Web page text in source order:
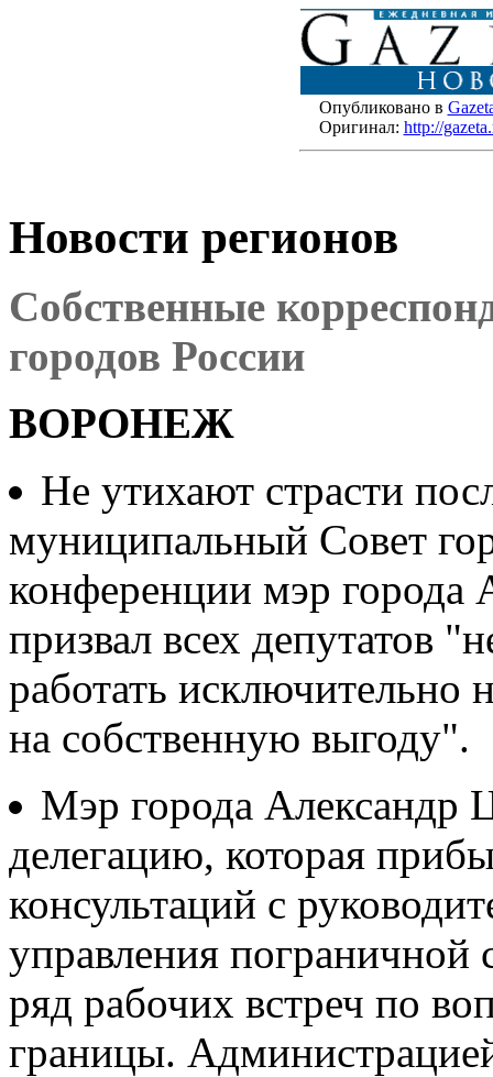
Опубликовано в
Оригинал: http://
Новости регионов
Собственные
городов России
ВОРОНЕЖ
Не утихают страсти
муниципальный Совет
конференции мэр города
призвал всех депутатов
работать исключительно
на собственную выгоду".
Мэр города Александр
делегацию, которая
консультаций с
управления
ряд рабочих встреч по
границы.